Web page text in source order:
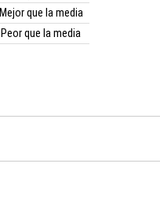
Mejor que la media
Peor que la media